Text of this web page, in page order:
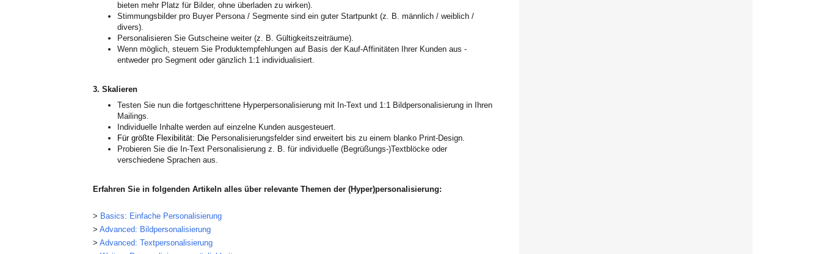
bieten mehr Platz für Bilder, ohne überladen zu wirken).
Stimmungsbilder pro Buyer Persona / Segmente sind ein guter Startpunkt (z. B. männlich / weiblich /
divers).
Personalisieren Sie Gutscheine weiter (z. B. Gültigkeitszeiträume).
Wenn möglich, steuern Sie Produktempfehlungen auf Basis der Kauf-Affinitäten Ihrer Kunden aus -
entweder pro Segment oder gänzlich 1:1 individualisiert.
3. Skalieren
Testen Sie nun die fortgeschrittene Hyperpersonalisierung mit In-Text und 1:1 Bildpersonalisierung in Ihren
Mailings.
Individuelle Inhalte werden auf einzelne Kunden ausgesteuert.
Für größte Flexibilität: Die Personalisierungsfelder sind erweitert bis zu einem blanko Print-Design.
Probieren Sie die In-Text Personalisierung z. B. für individuelle (Begrüßungs-)Textblöcke oder
verschiedene Sprachen aus.
Erfahren Sie in folgenden Artikeln alles über relevante Themen der (Hyper)personalisierung:
> Basics: Einfache Personalisierung
> Advanced: Bildpersonalisierung
> Advanced: Textpersonalisierung